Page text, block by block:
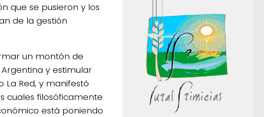
que se pusieron y los
de la gestión
un montón de
y estimular
La Red, y manifestó
cuales filosóficamente
está poniendo